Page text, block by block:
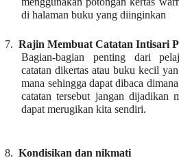
di halaman buku yang diinginkan
7.Rajin Membuat Catatan Intisari
Bagian-bagian penting dari
catatan dikertas atau buku kecil
mana sehingga dapat dibaca
catatan tersebut jangan dijadikan
dapat merugikan kita sendiri.
8.Kondisikan dan nikmati